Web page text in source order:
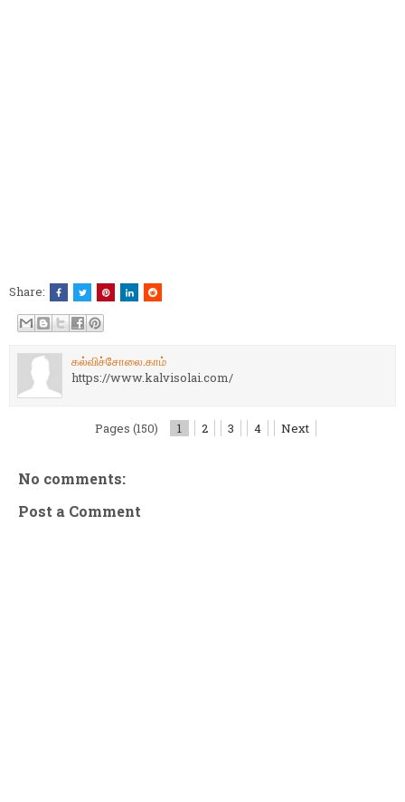
Share:
கல்விச்சோலை.காம்
https://www.kalvisolai.com/
Pages (150) 1 2 3 4 Next
No comments:
Post a Comment